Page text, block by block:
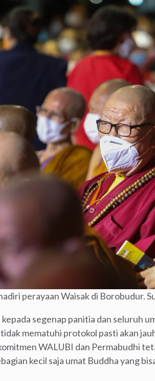
perayaan Waisak di Borobudur.
kepada segenap panitia dan seluruh
mematuhi protokol pasti akan
WALUBI dan Permabudhi
kecil saja umat Buddha yang